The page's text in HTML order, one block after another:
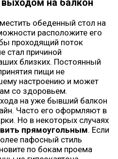
на балкон
обеденный стол на
расположите его
проходящий поток
стал причиной
близких. Постоянный
пищи не
настроению и может
со здоровьем.
на уже бывший балкон
Часто его оформляют в
Но в некоторых случаях
прямоугольным. Если
пафосный стиль
по бокам проема